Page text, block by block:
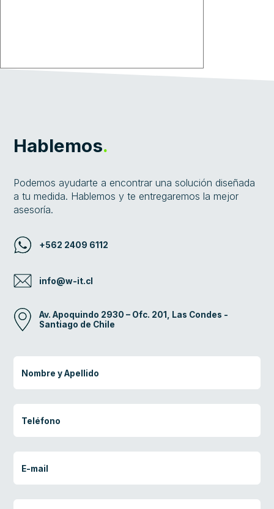
El campo es obligatorio.
Hablemos.
Podemos ayudarte a encontrar una solución diseñada
a tu medida. Hablemos y te entregaremos la mejor
asesoría.
+562 2409 6112
info@w-it.cl
Av. Apoquindo 2930 – Ofc. 201, Las Condes -
Santiago de Chile